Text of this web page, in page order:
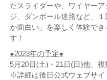
たスライダーや、ワイヤー
ジ、ダンボール迷路など、
か面白い」を楽しく体験で
す！
●2023年の予定●
5月20日(土)・21日(日)他、
※詳細は後日公式ウェブサイ